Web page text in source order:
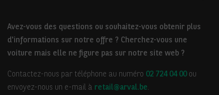
Avez-vous des questions ou souhaitez-vous obtenir plus
d'informations sur notre offre ? Cherchez-vous une
voiture mais elle ne figure pas sur notre site web ?
Contactez-nous par téléphone au numéro 02 724 04 00ou
envoyez-nous un e-mail à retail@arval.be.